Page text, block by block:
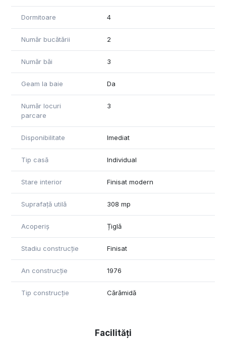
Dormitoare 4
Număr bucătării 2
Număr băi 3
Geam la baie Da
Număr locuri
parcare
3
Disponibilitate Imediat
Tip casă Individual
Stare interior Finisat modern
Suprafață utilă 308 mp
Acoperiș Țiglă
Stadiu construcție Finisat
An construcție 1976
Tip construcție Cărămidă
Facilități